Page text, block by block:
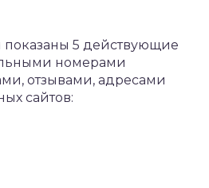
5 действующие
номерами
отзывами, адресами
сайтов: